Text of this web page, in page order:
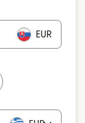
EUR